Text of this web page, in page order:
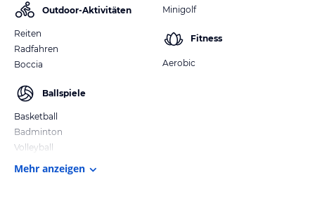
Outdoor-Aktivitäten
Reiten
Radfahren
Boccia
Ballspiele
Basketball
Badminton
Volleyball
Minigolf
Fitness
Aerobic
Mehr anzeigen